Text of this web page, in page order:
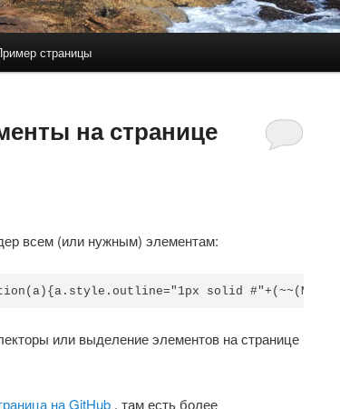
страницы
на странице
всем (или нужным) элементам:
solid
или выделение элементов на странице
на GitHub , там есть более